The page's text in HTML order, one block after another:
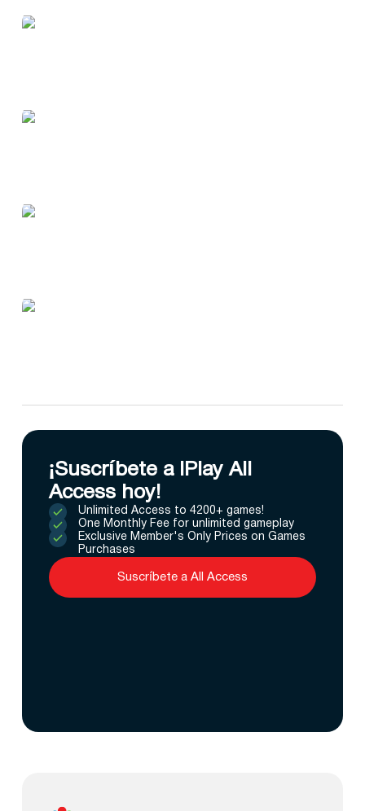
¡Suscríbete a IPlay All
Access hoy!
Unlimited Access to 4200+ games!
One Monthly Fee for unlimited gameplay
Exclusive Member's Only Prices on Games
Purchases
Suscríbete a All Access